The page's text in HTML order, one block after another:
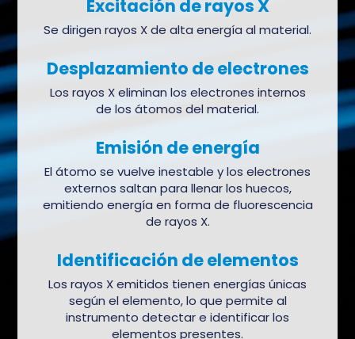
Excitación de rayos X
Se dirigen rayos X de alta energía al material.
Desplazamiento de electrones
Los rayos X eliminan los electrones internos
de los átomos del material.
Emisión de energía
El átomo se vuelve inestable y los electrones
externos saltan para llenar los huecos,
emitiendo energía en forma de fluorescencia
de rayos X.
Identificación de elementos
Los rayos X emitidos tienen energías únicas
según el elemento, lo que permite al
instrumento detectar e identificar los
elementos presentes.